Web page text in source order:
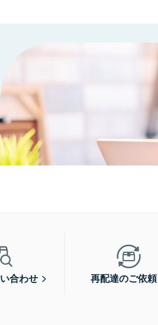
合わせ 再配達のご依頼